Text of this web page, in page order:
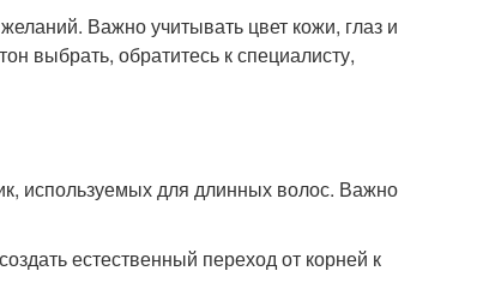
Важно учитывать цвет кожи, глаз и
выбрать, обратитесь к специалисту,
используемых для длинных волос. Важно
естественный переход от корней к